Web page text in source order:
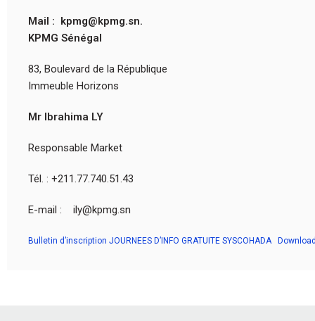
Mail : kpmg@kpmg.sn.
KPMG Sénégal
83, Boulevard de la République
Immeuble Horizons
Mr Ibrahima LY
Responsable Market
Tél. : +211.77.740.51.43
E-mail : ily@kpmg.sn
Bulletin d’inscription JOURNEES D’INFO GRATUITE SYSCOHADA